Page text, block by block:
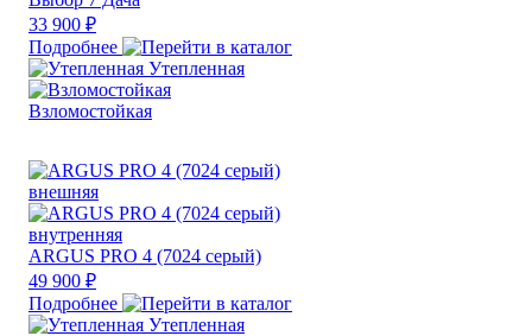
33 900 ₽
Подробнее
Утепленная
Взломостойкая
ARGUS PRO 4 (7024 серый)
49 900 ₽
Подробнее
Утепленная